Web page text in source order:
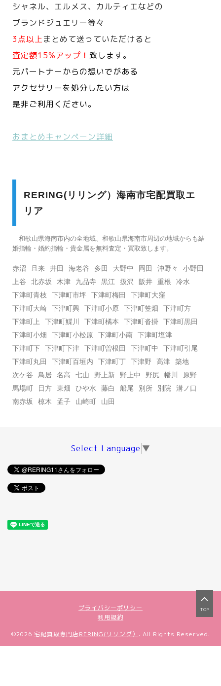
シャネル、エルメス、カルティエなどの
ブランドジュエリー等々
3点以上まとめて送っていただけると
査定額15%アップ！ 致します。
元パートナーからの想いでがある
アクセサリーを処分したい方は
是非ご利用ください。
おまとめキャンペーン詳細
RERING(リリング）海南市宅配買取エ
リア
和歌山県海南市内の全地域、和歌山県海南市周辺の地域からも結
婚指輪・婚約指輪・貴金属を無料査定・買取致します。
赤沼 且来 井田 海老谷 多田 大野中 岡田 沖野々
小野田
上谷
北赤坂 木津 九品寺 黒江 扱沢 阪井 重根
冷水
下津町青枝
下津町市坪 下津町梅田
下津町大窪
下津町大崎
下津町興 下津町小原 下津町笠畑
下津町方
下津町上
下津町鰈川 下津町橘本 下津町沓掛
下津町黒田
下津町小畑
下津町小松原 下津町小南
下津町塩津
下津町下
下津町下津 下津町曽根田 下津町中
下津町引尾
下津町丸田
下津町百垣内 下津町丁 下津野 高津
築地
次ケ谷
鳥居 名高 七山 野上新 野上中 野尻 幡川
原野
馬場町
日方 東畑 ひや水 藤白 船尾 別所 別院
溝ノ口
南赤坂
椋木 孟子 山崎町 山田
Select Language ▼
プライバシーポリシー
利用規約
TOP
©2026 宅配買取専門店RERING(リリング） . All Rights Reserved.